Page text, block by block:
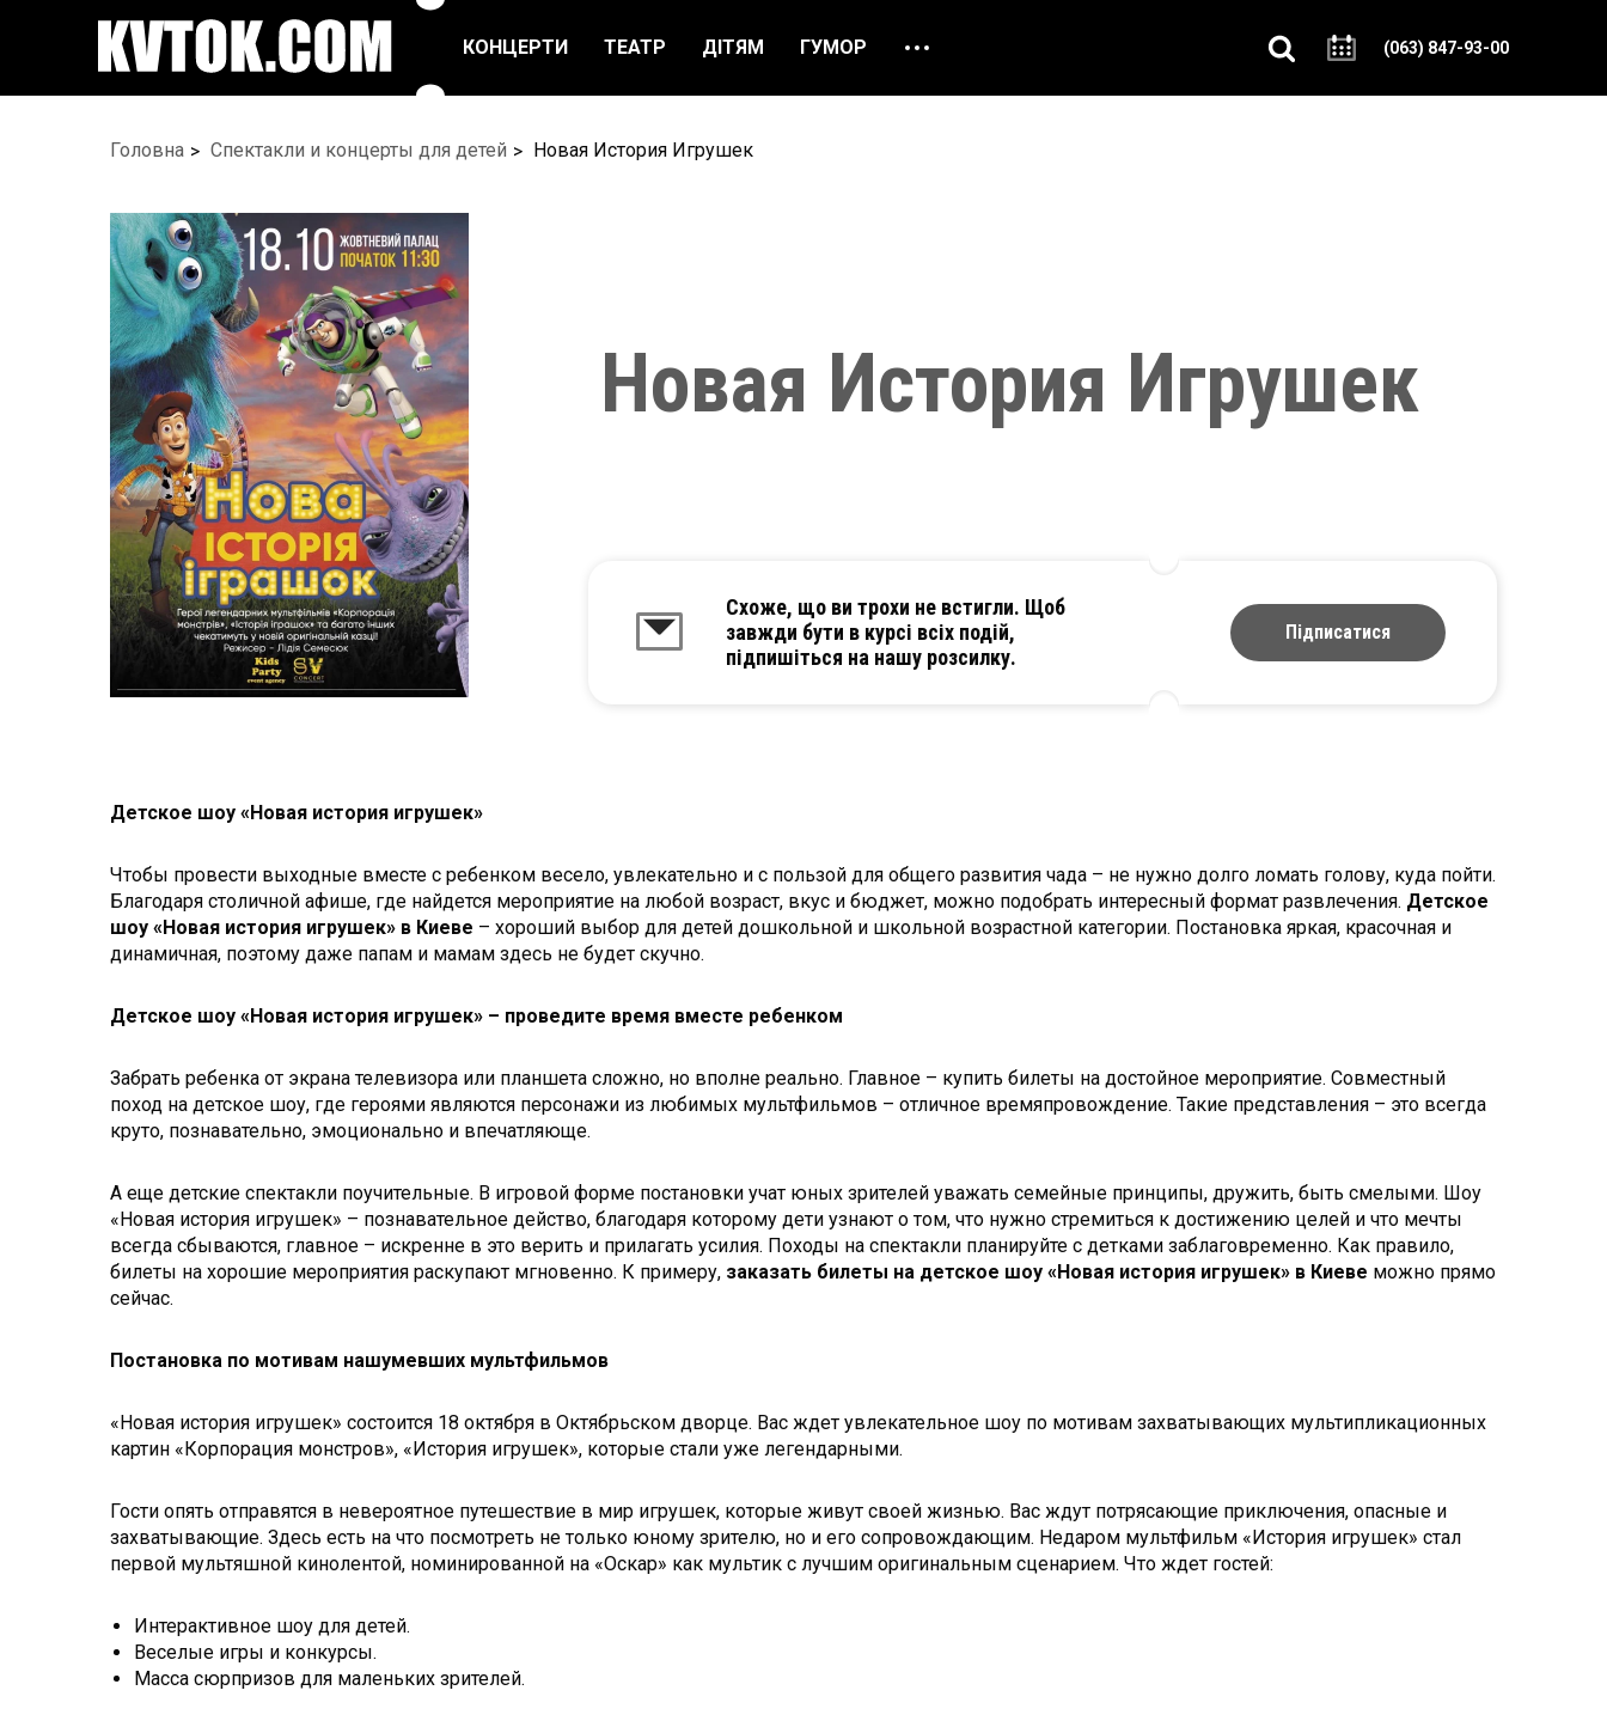
КОНЦЕРТИ ТЕАТР ДІТЯМ ГУМОР
ПОП ТА ЕСТРАДА
БАЛЕТ ТА ТАНЦІ
РЕПЕРТУАРНІ
СПЕКТАКЛІ
ЦИРК
ФЕСТИВАЛІ
ПРО НАС
(063) 847-93-00
Головна Спектакли и концерты для детей Новая История Игрушек
Новая История Игрушек
Схоже, що ви трохи не встигли. Щоб
завжди бути в курсі всіх подій,
підпишіться на нашу розсилку.
Підписатися
Детское шоу «Новая история игрушек»
Чтобы провести выходные вместе с ребенком весело, увлекательно и с пользой для общего развития чада – не нужно долго ломать голову, куда пойти.
Благодаря столичной афише, где найдется мероприятие на любой возраст, вкус и бюджет, можно подобрать интересный формат развлечения. Детское
шоу «Новая история игрушек» в Киеве – хороший выбор для детей дошкольной и школьной возрастной категории. Постановка яркая, красочная и
динамичная, поэтому даже папам и мамам здесь не будет скучно.
Детское шоу «Новая история игрушек» – проведите время вместе ребенком
Забрать ребенка от экрана телевизора или планшета сложно, но вполне реально. Главное – купить билеты на достойное мероприятие. Совместный
поход на детское шоу, где героями являются персонажи из любимых мультфильмов – отличное времяпровождение. Такие представления – это всегда
круто, познавательно, эмоционально и впечатляюще.
А еще детские спектакли поучительные. В игровой форме постановки учат юных зрителей уважать семейные принципы, дружить, быть смелыми. Шоу
«Новая история игрушек» – познавательное действо, благодаря которому дети узнают о том, что нужно стремиться к достижению целей и что мечты
всегда сбываются, главное – искренне в это верить и прилагать усилия. Походы на спектакли планируйте с детками заблаговременно. Как правило,
билеты на хорошие мероприятия раскупают мгновенно. К примеру, заказать билеты на детское шоу «Новая история игрушек» в Киеве можно прямо
сейчас.
Постановка по мотивам нашумевших мультфильмов
«Новая история игрушек» состоится 18 октября в Октябрьском дворце. Вас ждет увлекательное шоу по мотивам захватывающих мультипликационных
картин «Корпорация монстров», «История игрушек», которые стали уже легендарными.
Гости опять отправятся в невероятное путешествие в мир игрушек, которые живут своей жизнью. Вас ждут потрясающие приключения, опасные и
захватывающие. Здесь есть на что посмотреть не только юному зрителю, но и его сопровождающим. Недаром мультфильм «История игрушек» стал
первой мультяшной кинолентой, номинированной на «Оскар» как мультик с лучшим оригинальным сценарием. Что ждет гостей:
Интерактивное шоу для детей.
Веселые игры и конкурсы.
Масса сюрпризов для маленьких зрителей.